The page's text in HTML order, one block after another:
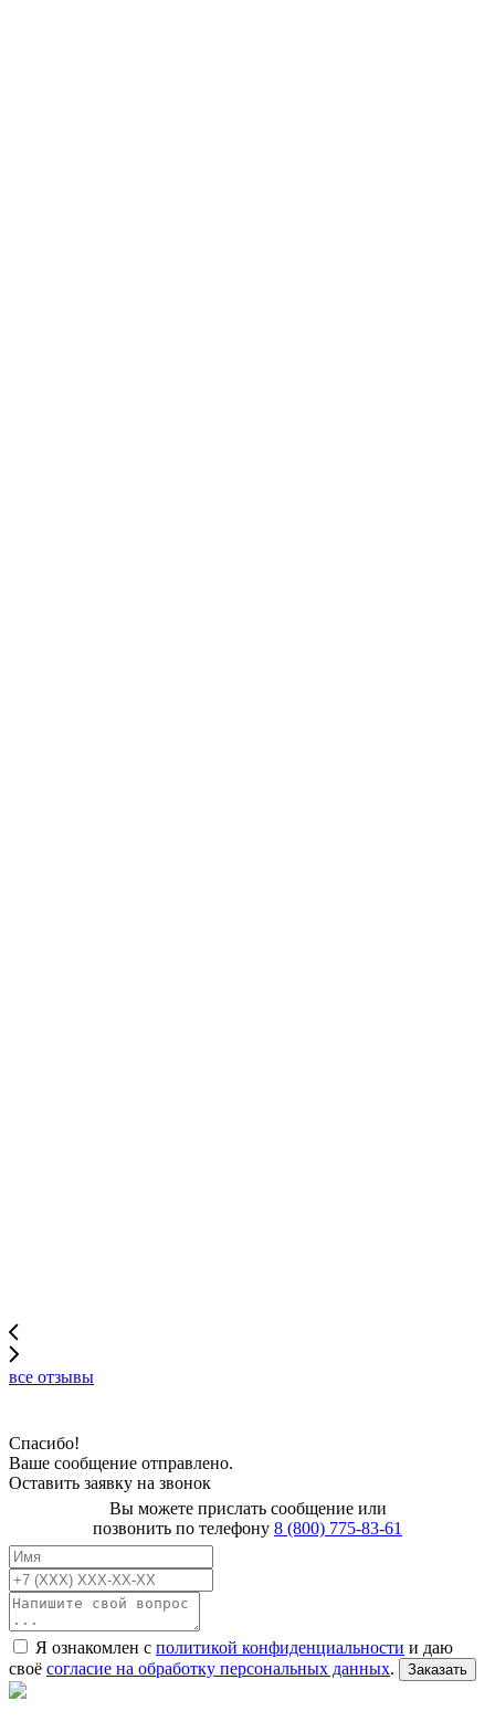
все отзывы
Спасибо!
Ваше сообщение отправлено.
Оставить заявку на звонок
Вы можете прислать сообщение или
позвонить по телефону 8 (800) 775-83-61
Я ознакомлен с политикой конфиденциальности и даю
своё согласие на обработку персональных данных. Заказать